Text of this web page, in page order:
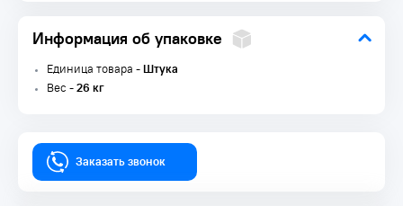
Информация об упаковке
Единица товара -Штука
Вес -26 кг
Заказать звонок